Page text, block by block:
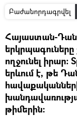
Բաժանորդագրվել
Հայաստան-
երկրպագուները
ողջունել իրար։
երևում է, թե
թիմերին։